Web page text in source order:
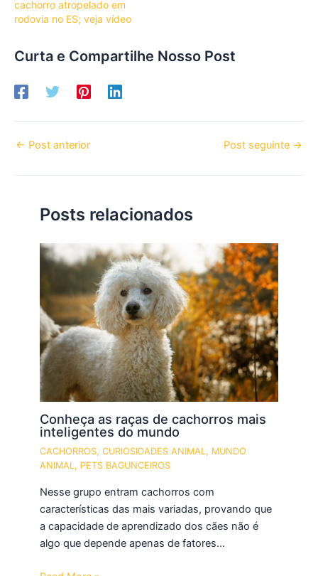
cachorro atropelado em
rodovia no ES; veja vídeo
Curta e Compartilhe Nosso Post
← Post anterior Post seguinte →
Posts relacionados
Conheça as raças de cachorros mais
inteligentes do mundo
CACHORROS,CURIOSIDADES ANIMAL, MUNDO
ANIMAL, PETS BAGUNCEIROS
Nesse grupo entram cachorros com
características das mais variadas, provando que
a capacidade de aprendizado dos cães não é
algo que depende apenas de fatores…